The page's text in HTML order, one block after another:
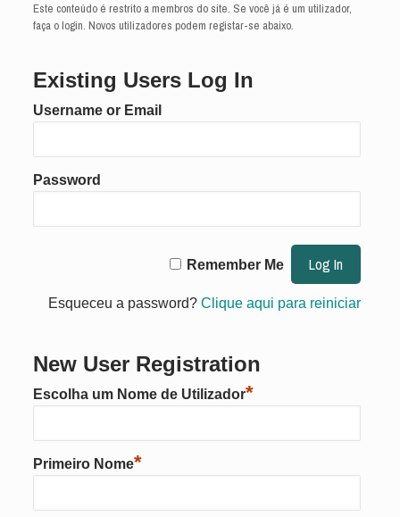
Este conteúdo é restrito a membros do site. Se você já é um utilizador,
faça o login. Novos utilizadores podem registar-se abaixo.
Existing Users Log In
Username or Email
Password
Remember Me
Esqueceu a password? Clique aqui para reiniciar
New User Registration
Escolha um Nome de Utilizador*
Primeiro Nome*